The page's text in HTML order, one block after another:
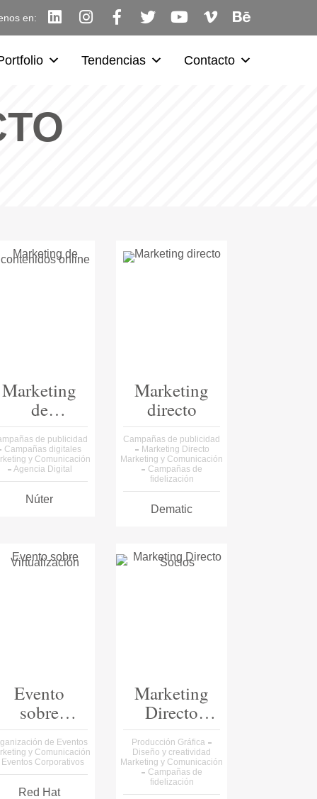
en:
Tendencias Contacto
Marketing
de
contenidos
online
de publicidad
Campañas digitales
y Comunicación
Agencia Digital
Núter
Marketing
directo
Campañas de publicidad
Marketing Directo
Marketing y Comunicación
Campañas de
fidelización
Dematic
Evento
sobre
de Eventos
y Comunicación
Eventos Corporativos
Red Hat
Marketing
Directo
Socios
Producción Gráfica
Diseño y creatividad
Marketing y Comunicación
Campañas de
fidelización